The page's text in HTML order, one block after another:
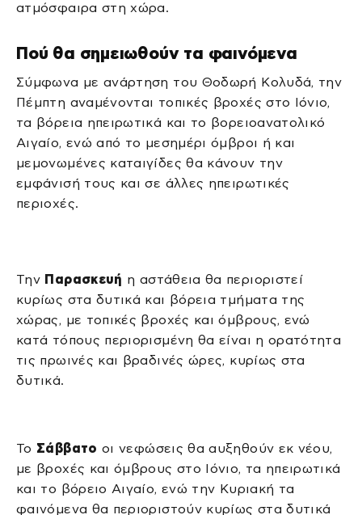
ατμόσφαιρα στη χώρα.
Πού θα σημειωθούν τα φαινόμενα
Σύμφωνα με ανάρτηση του Θοδωρή Κολυδά, την
Πέμπτη αναμένονται τοπικές βροχές στο Ιόνιο,
τα βόρεια ηπειρωτικά και το βορειοανατολικό
Αιγαίο, ενώ από το μεσημέρι όμβροι ή και
μεμονωμένες καταιγίδες θα κάνουν την
εμφάνισή τους και σε άλλες ηπειρωτικές
περιοχές.
Την Παρασκευή η αστάθεια θα περιοριστεί
κυρίως στα δυτικά και βόρεια τμήματα της
χώρας, με τοπικές βροχές και όμβρους, ενώ
κατά τόπους περιορισμένη θα είναι η ορατότητα
τις πρωινές και βραδινές ώρες, κυρίως στα
δυτικά.
Το Σάββατο οι νεφώσεις θα αυξηθούν εκ νέου,
με βροχές και όμβρους στο Ιόνιο, τα ηπειρωτικά
και το βόρειο Αιγαίο, ενώ την Κυριακή τα
φαινόμενα θα περιοριστούν κυρίως στα δυτικά